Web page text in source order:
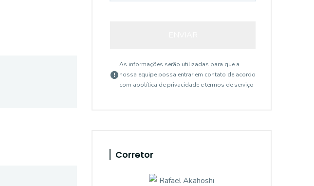
As informações serão utilizadas para que a
nossa equipe possa entrar em contato de acordo
com apolítica de privacidade e termos de serviço
Corretor